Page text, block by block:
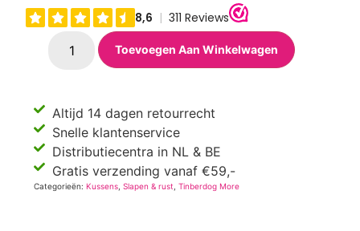
Toevoegen Aan Winkelwagen
Altijd 14 dagen retourrecht
Snelle klantenservice
Distributiecentra in NL & BE
Gratis verzending vanaf €59,-
Categorieën: Kussens ,Slapen & rust ,Tinberdog More